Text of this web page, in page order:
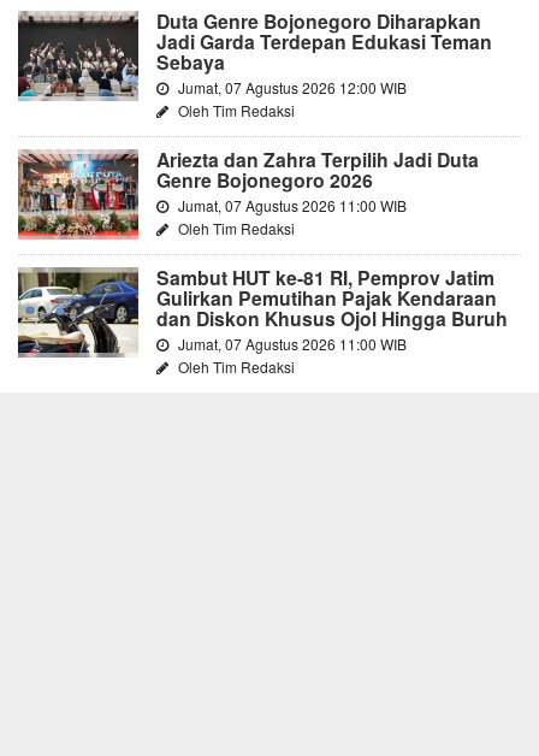
Duta Genre Bojonegoro Diharapkan
Jadi Garda Terdepan Edukasi Teman
Sebaya
Jumat, 07 Agustus 2026 12:00 WIB
Oleh Tim Redaksi
Ariezta dan Zahra Terpilih Jadi Duta
Genre Bojonegoro 2026
Jumat, 07 Agustus 2026 11:00 WIB
Oleh Tim Redaksi
Sambut HUT ke-81 RI, Pemprov Jatim
Gulirkan Pemutihan Pajak Kendaraan
dan Diskon Khusus Ojol Hingga Buruh
Jumat, 07 Agustus 2026 11:00 WIB
Oleh Tim Redaksi